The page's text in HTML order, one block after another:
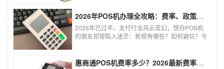
风险。以下结合权威信息分析原因及应对建议：2026年POS机办理全攻略：费率、政策、避坑一篇讲清
2026年已过半，支付行业风云变幻，想办POS机
的朋友却常陷入迷茫：新规有哪些？如何避坑？今
使用！
惠商通POS机费率多少？2026最新费率标准及办理全攻略